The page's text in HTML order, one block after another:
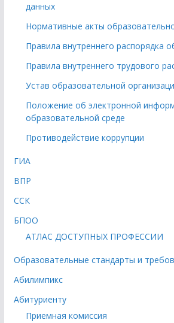
данных
Нормативные акты
Правила внутреннего распорядка
Правила внутреннего трудового
Устав образовательной
Положение об электронной
образовательной среде
Противодействие коррупции
ГИА
ВПР
ССК
БПОО
АТЛАС ДОСТУПНЫХ ПРОФЕССИИ
Образовательные стандарты и
Абилимпикс
Абитуриенту
Приемная комиссия